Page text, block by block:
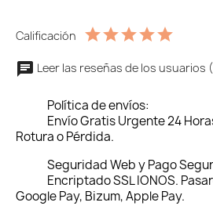
Calificación
Leer las reseñas de los usuarios
Política de envíos:
Envío Gratis Urgente 24
Rotura o Pérdida.
Seguridad Web y Pago
Encriptado SSL IONOS.
Google Pay, Bizum, Apple Pay.